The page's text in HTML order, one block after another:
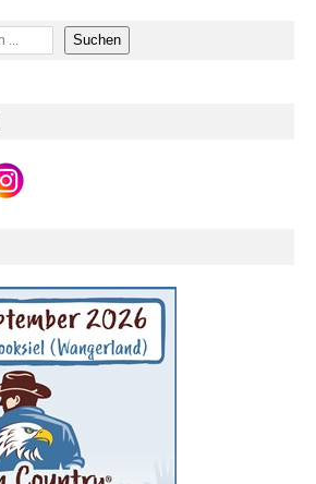
Suchen